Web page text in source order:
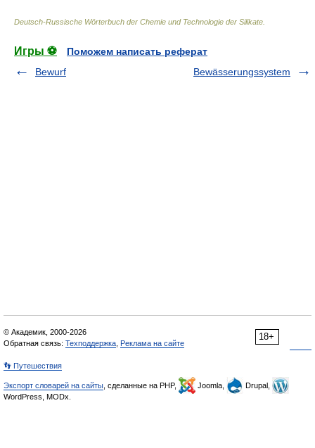
Deutsch-Russische Wörterbuch der Chemie und Technologie der Silikate
Игры ⚽
Поможем написать реферат
Bewurf
Bewässerungssystem
18+
© Академик, 2000-2026
Обратная связь: Техподдержка Реклама на сайте
👣 Путешествия
Экспорт словарей на сайты , сделанные на PHP, Joomla,
Drupal,
WordPress, MODx.